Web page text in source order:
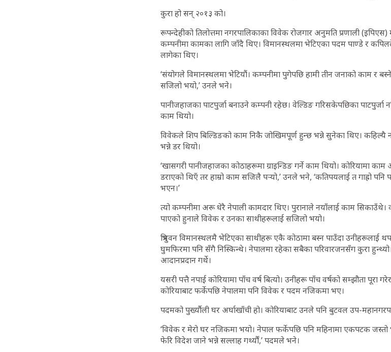
कुरा हो सन् २०१३ को।
रूपन्देहीको तिलोत्तमा नगरपालिकाका विवेक रोजगार अनुमति प्रणाली
कम्पनीमा कामका लागि जाँदै थिए। विमानस्थलमा भेटिएका पदम पाण्डे र
लागेका थिए।
‘संयोगले विमानस्थलमा भेटियौं। कम्पनीमा पुगेपछि हामी तीन जनाको काम र
सजिलो भयो,’ उनले भने।
पानीजहाजका पाटपुर्जा बनाउने कम्पनी रहेछ। वेल्डिङ गरिसकेपछिका पाटपुर्जा
काम थियो।
विवेकले शिप बिल्डिङको काम निकै जोखिमपूर्ण हुन्छ भन्ने सुनेका थिए। कहिल्यै
भन्ने डर थियो।
‘खासगरी पानीजहाजका कोठाहरूमा ग्राइन्डिङ गर्ने काम थियो। कोरियामा
डराएको थिएँ तर हाम्रो काम सजिलै पर्‍यो,’ उनले भने, ‘कतिपयलाई त गाह्रो पनि
भएन।’
त्यो कम्पनीमा अरू धेरै नेपाली कामदार थिए। पुरानाले नयाँलाई काम
पाएको हुनाले विवेक र उनका साथीहरूलाई सजिलो भयो।
त्रिभुवन विमानस्थलमै भेटिएका साथीहरू एकै कोठामा बस्न पाउँदा उनीहरूलाई
घुमफिरमा पनि सँगै निस्किन्थे। नेपालमा रहेका सबैका परिवारजनसँग कुरा
आदानप्रदान गर्थे।
यसरी पत्तै नपाई कोरियामा पाँच वर्ष बित्यो। उनीहरू पाँच वर्षको सम्झौता
कोरियाबाट फर्केपछि नेपालमा पनि विवेक र पदम नजिकमा भए।
पदमको पुर्ख्यौली घर अर्घाखाँची हो। कोरियाबाट उनले पनि बुटवल उप-
‘विवेक र मेरो घर नजिकमा भयो। नेपाल फर्केपछि पनि महिनामा एकपटक जस्तो
फेरि विदेश जाने भन्ने सल्लाह गर्थ्यौं,’ पदमले भने।